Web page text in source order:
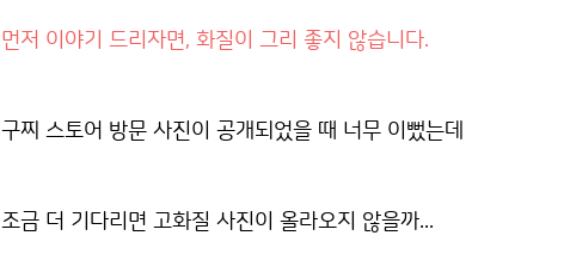
먼저 이야기 드리자면, 화질이 그리 좋지 않습니다.
구찌 스토어 방문 사진이 공개되었을 때 너무 이뻤는데
조금 더 기다리면 고화질 사진이 올라오지 않을까...